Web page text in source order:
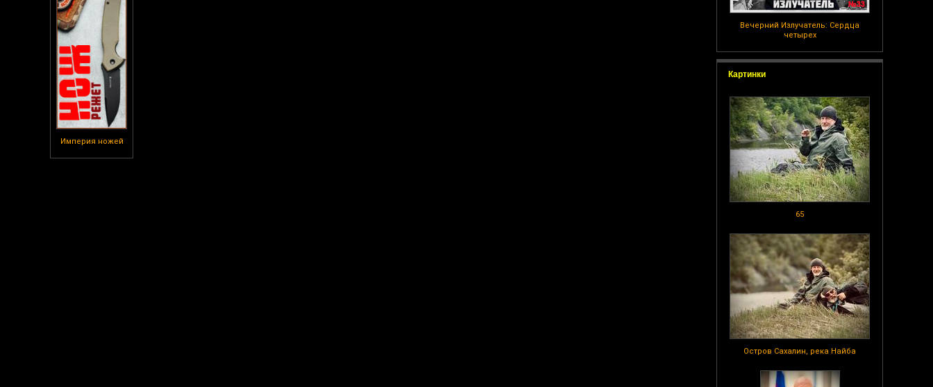
Империя ножей
Вечерний Излучатель: Сердца
четырех
Картинки
65
Остров Сахалин, река Найба